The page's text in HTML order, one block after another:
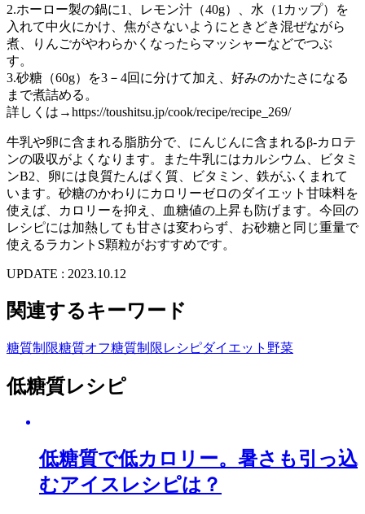
2.ホーロー製の鍋に1、レモン汁（40g）、水（1カップ）を
入れて中火にかけ、焦がさないようにときどき混ぜながら
煮、りんごがやわらかくなったらマッシャーなどでつぶ
す。
3.砂糖（60g）を3－4回に分けて加え、好みのかたさになる
まで煮詰める。
詳しくは→https://toushitsu.jp/cook/recipe/recipe_269/
牛乳や卵に含まれる脂肪分で、にんじんに含まれるβ-カロテ
ンの吸収がよくなります。また牛乳にはカルシウム、ビタミ
ンB2、卵には良質たんぱく質、ビタミン、鉄がふくまれて
います。砂糖のかわりにカロリーゼロのダイエット甘味料を
使えば、カロリーを抑え、血糖値の上昇も防げます。今回の
レシピには加熱しても甘さは変わらず、お砂糖と同じ重量で
使えるラカントS顆粒がおすすめです。
UPDATE : 2023.10.12
関連するキーワード
糖質制限糖質オフ糖質制限レシピダイエット 野菜
低糖質レシピ
低糖質で低カロリー。暑さも引っ込
むアイスレシピは？